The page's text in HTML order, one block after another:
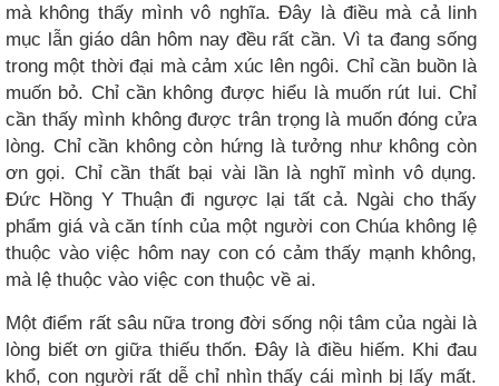
mà không thấy mình vô nghĩa. Đây là điều mà cả linh
mục lẫn giáo dân hôm nay đều rất cần. Vì ta đang sống
trong một thời đại mà cảm xúc lên ngôi. Chỉ cần buồn là
muốn bỏ. Chỉ cần không được hiểu là muốn rút lui. Chỉ
cần thấy mình không được trân trọng là muốn đóng cửa
lòng. Chỉ cần không còn hứng là tưởng như không còn
ơn gọi. Chỉ cần thất bại vài lần là nghĩ mình vô dụng.
Đức Hồng Y Thuận đi ngược lại tất cả. Ngài cho thấy
phẩm giá và căn tính của một người con Chúa không lệ
thuộc vào việc hôm nay con có cảm thấy mạnh không,
mà lệ thuộc vào việc con thuộc về ai.
Một điểm rất sâu nữa trong đời sống nội tâm của ngài là
lòng biết ơn giữa thiếu thốn. Đây là điều hiếm. Khi đau
khổ, con người rất dễ chỉ nhìn thấy cái mình bị lấy mất.